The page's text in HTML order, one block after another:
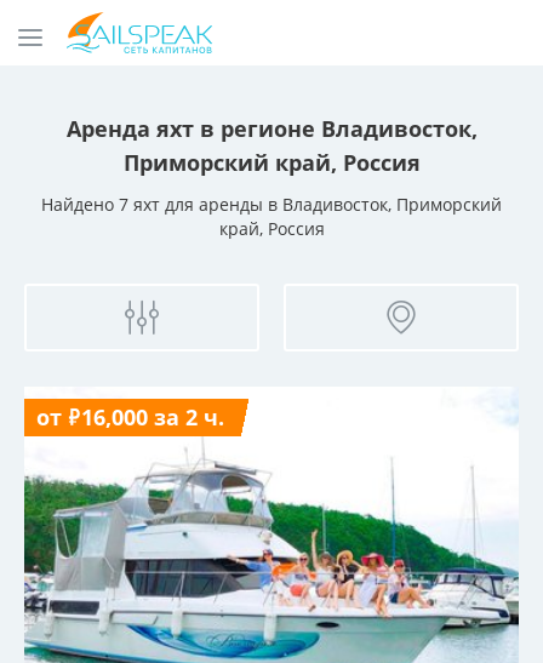
Аренда яхт в регионе Владивосток,
Приморский край, Россия
Найдено 7 яхт для аренды в Владивосток, Приморский
край, Россия
от ₽16,000 за 2 ч.